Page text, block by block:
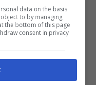
: luogo
in tutto e per
sono
poco prese
perfette anche
data on the basis
to by managing
the bottom of this page
consent in privacy